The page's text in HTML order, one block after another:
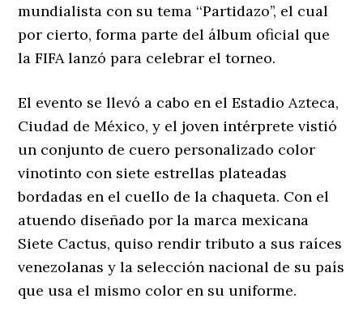
mundialista con su tema ‘‘Partidazo’’, el cual
por cierto, forma parte del álbum oficial que
la FIFA lanzó para celebrar el torneo.
El evento se llevó a cabo en el Estadio Azteca,
Ciudad de México, y el joven intérprete vistió
un conjunto de cuero personalizado color
vinotinto con siete estrellas plateadas
bordadas en el cuello de la chaqueta. Con el
atuendo diseñado por la marca mexicana
Siete Cactus, quiso rendir tributo a sus raíces
venezolanas y la selección nacional de su país
que usa el mismo color en su uniforme.